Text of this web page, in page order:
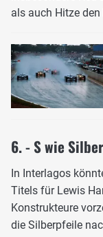
als auch Hitze
6. - S wie
In Interlagos
Titels für Lewis
Konstrukteure
die Silberpfeile